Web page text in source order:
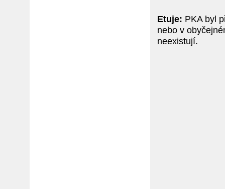
Etuje: PKA byl
nebo v
neexistují.